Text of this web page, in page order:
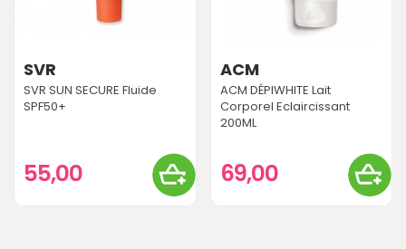
SVR
SVR SUN SECURE Fluide
SPF50+
55,00
ACM
ACM DÉPIWHITE Lait
Corporel Eclaircissant
200ML
69,00